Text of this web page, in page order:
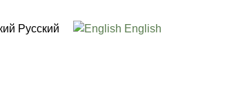
Русский English